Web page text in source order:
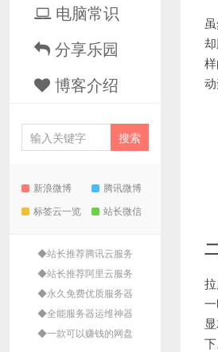
电脑常识
分享乐园
博客介绍
新浪微博
腾讯微博
标签云一览
站长微信
◆站长推荐腾讯云服务
◆站长推荐阿里云服务
◆永久免费优质服务器
◆全能服务器运维神器
◆一款可以赚钱的网盘
下